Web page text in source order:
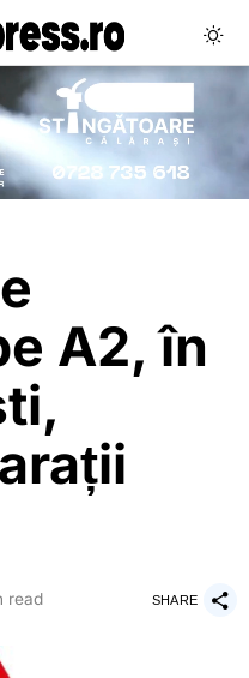
A2, în
read SHARE